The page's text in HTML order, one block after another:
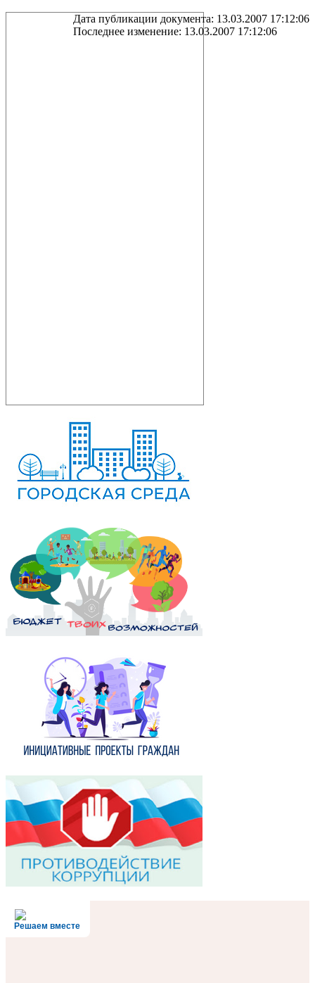
Дата публикации документа: 13.03.2007 17:12:06
Последнее изменение: 13.03.2007 17:12:06
Решаем вместе